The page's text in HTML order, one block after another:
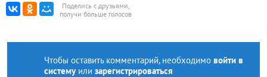
Поделись с друзьями,
получи больше голосов
Чтобы оставить комментарий, необходимо войти в
системуили зарегистрироваться